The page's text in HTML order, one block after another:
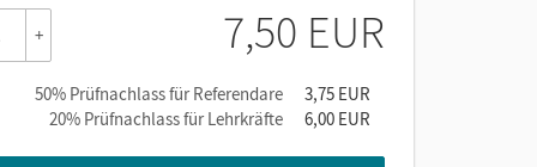
leseförderlichem und modernem Layout
und wecken die Lust am Lesen.
Heft durchzusätzliche Hörtexteergänzt:
Schlüsselstellen, auf die die Lernenden ganz
+ 7,50 EUR
50% Prüfnachlass für Referendare
3,75 EUR
20% Prüfnachlass für Lehrkräfte
6,00 EUR